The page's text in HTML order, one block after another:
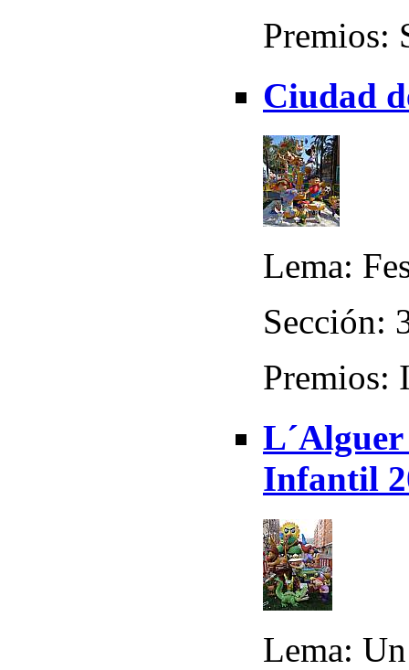
Premios:
Ciudad
Lema:
Sección:
Premios:
Infantil
Lema: